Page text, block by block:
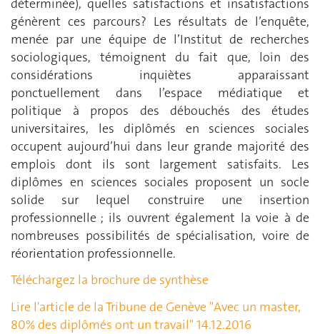
déterminée), quelles satisfactions et insatisfactions
génèrent ces parcours? Les résultats de l’enquête,
menée par une équipe de l’Institut de recherches
sociologiques, témoignent du fait que, loin des
considérations inquiètes apparaissant
ponctuellement dans l’espace médiatique et
politique à propos des débouchés des études
universitaires, les diplômés en sciences sociales
occupent aujourd’hui dans leur grande majorité des
emplois dont ils sont largement satisfaits. Les
diplômes en sciences sociales proposent un socle
solide sur lequel construire une insertion
professionnelle ; ils ouvrent également la voie à de
nombreuses possibilités de spécialisation, voire de
réorientation professionnelle.
Téléchargez la brochure de synthèse
Lire l'article de la Tribune de Genève "Avec un master,
80% des diplômés ont un travail" 14.12.2016